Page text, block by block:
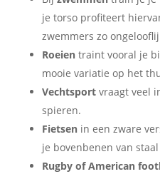
je torso profiteert
zwemmers zo
Roeientraint vooral je
mooie variatie op het
Vechtsport vraagt veel
spieren.
Fietsenin een zware
je bovenbenen van
Rugby of American